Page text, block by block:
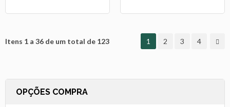
Itens 1 a 36 de um total de 123 1 2 3 4
OPÇÕES COMPRA